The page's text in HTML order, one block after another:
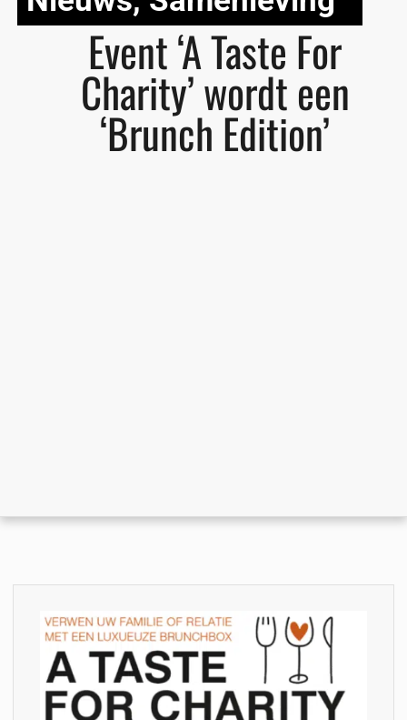
Event ‘A Taste For
Charity’ wordt een
‘Brunch Edition’